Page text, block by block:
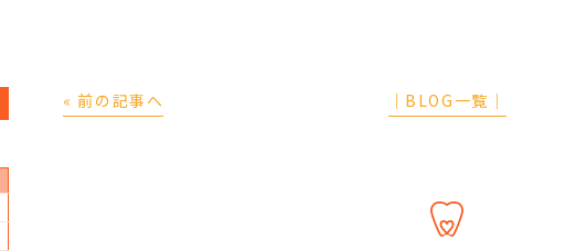
« 前の記事へ │BLOG一覧│